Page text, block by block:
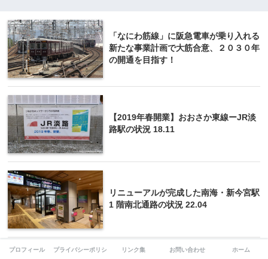
「なにわ筋線」に阪急電車が乗り入れる
新たな事業計画で大筋合意、２０３０年
の開通を目指す！
【2019年春開業】おおさか東線ーJR淡
路駅の状況 18.11
リニューアルが完成した南海・新今宮駅
1 階南北通路の状況 22.04
プロフィール プライバシーポリシー リンク集 お問い合わせ ホーム